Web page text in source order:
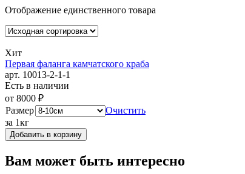
Отображение единственного товара
Хит
Первая фаланга камчатского краба
арт. 10013-2-1-1
Есть в наличии
от 8000 ₽
Размер
Очистить
за 1кг
Добавить в корзину
Вам может быть интересно